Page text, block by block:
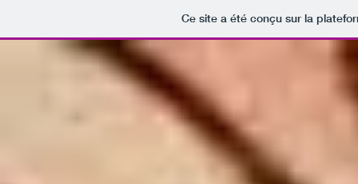
Ce site a été conçu sur la